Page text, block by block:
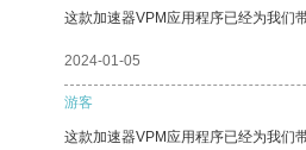
这款加速器VPM应用程序已经为我们
2024-01-05
游客
这款加速器VPM应用程序已经为我们